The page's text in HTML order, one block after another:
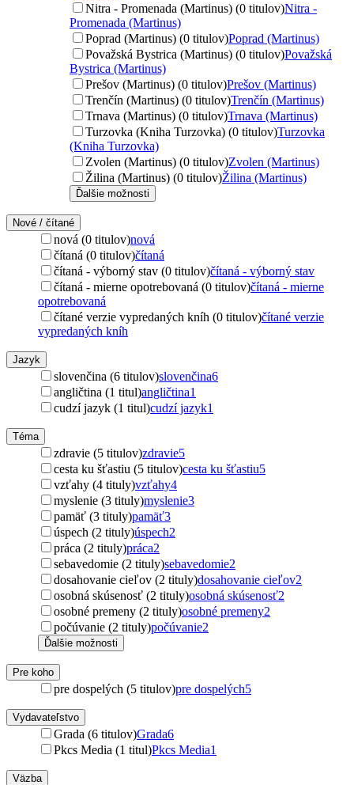
Nitra - Promenada (Martinus) (0 titulov)Nitra -
Promenada (Martinus)
Poprad (Martinus) (0 titulov)Poprad (Martinus)
Považská Bystrica (Martinus) (0 titulov)Považská
Bystrica (Martinus)
Prešov (Martinus) (0 titulov)Prešov (Martinus)
Trenčín (Martinus) (0 titulov)Trenčín (Martinus)
Trnava (Martinus) (0 titulov)Trnava (Martinus)
Turzovka (Kniha Turzovka) (0 titulov)Turzovka
(Kniha Turzovka)
Zvolen (Martinus) (0 titulov)Zvolen (Martinus)
Žilina (Martinus) (0 titulov)Žilina (Martinus)
Ďalšie možnosti
Nové / čítané
nová (0 titulov)nová
čítaná (0 titulov)čítaná
čítaná - výborný stav (0 titulov)čítaná - výborný stav
čítaná - mierne opotrebovaná (0 titulov)čítaná - mierne
opotrebovaná
čítané verzie vypredaných kníh (0 titulov)čítané verzie
vypredaných kníh
Jazyk
slovenčina (6 titulov)slovenčina6
angličtina (1 titul)angličtina1
cudzí jazyk (1 titul)cudzí jazyk1
Téma
zdravie (5 titulov)zdravie5
cesta ku šťastiu (5 titulov)cesta ku šťastiu5
vzťahy (4 tituly)vzťahy4
myslenie (3 tituly)myslenie3
pamäť (3 tituly)pamäť3
úspech (2 tituly)úspech2
práca (2 tituly)práca2
sebavedomie (2 tituly)sebavedomie2
dosahovanie cieľov (2 tituly)dosahovanie cieľov2
osobná skúsenosť (2 tituly)osobná skúsenosť2
osobné premeny (2 tituly)osobné premeny2
počúvanie (2 tituly)počúvanie2
Ďalšie možnosti
Pre koho
pre dospelých (5 titulov)pre dospelých5
Vydavateľstvo
Grada (6 titulov)Grada6
Pkcs Media (1 titul)Pkcs Media1
Väzba